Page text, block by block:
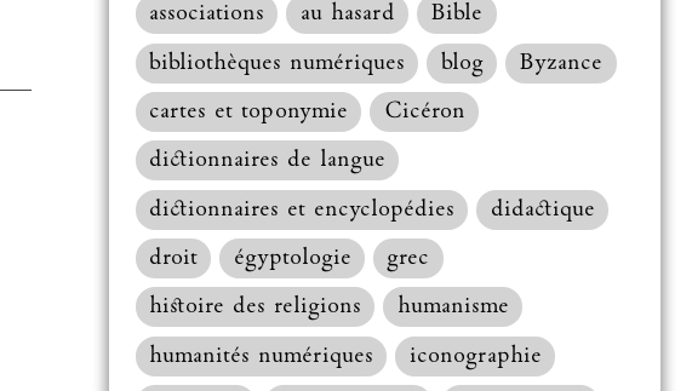
associations
au hasard
Bible
bibliothèques numériques
blog
Byzance
cartes et toponymie
Cicéron
dictionnaires de langue
dictionnaires et encyclopédies
didactique
droit
égyptologie
grec
histoire des religions
humanisme
humanités numériques
iconographie